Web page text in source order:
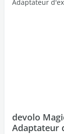
devolo
Adaptateur